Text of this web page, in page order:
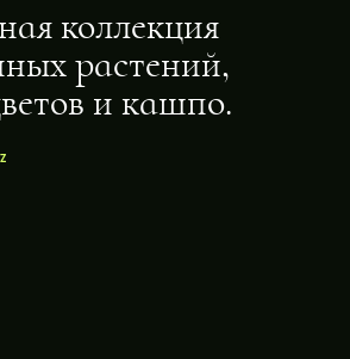
коллекция
растений,
и кашпо.